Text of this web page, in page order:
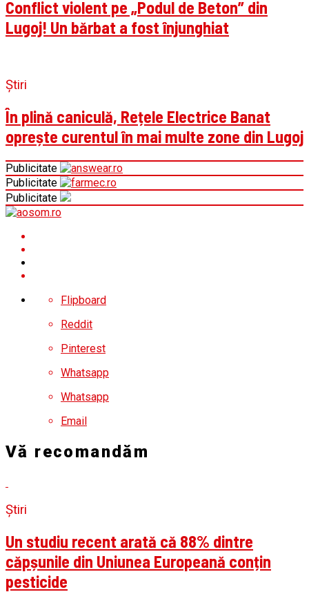
Conflict violent pe „Podul de Beton” din
Lugoj! Un bărbat a fost înjunghiat
Știri
În plină caniculă, Rețele Electrice Banat
oprește curentul în mai multe zone din Lugoj
Publicitate
Publicitate
Publicitate
Flipboard
Reddit
Pinterest
Whatsapp
Whatsapp
Email
Vă recomandăm
Știri
Un studiu recent arată că 88% dintre
căpșunile din Uniunea Europeană conțin
pesticide